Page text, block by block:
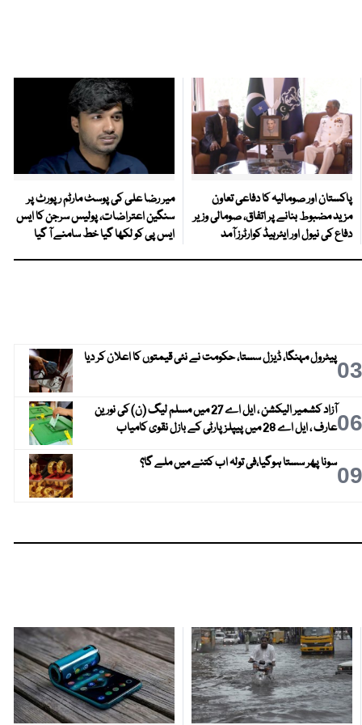
پاکستان اور صومالیہ کا دفاعی تعاون
مزید مضبوط بنانے پر اتفاق، صومالی وزیر
دفاع کی نیول اور ایئرہیڈ کوارٹرز آمد
میر رضا علی کی پوسٹ مارٹم رپورٹ پر
سنگین اعتراضات، پولیس سرجن کا ایس
ایس پی کو لکھا گیا خط سامنے آ گیا
03پیٹرول مہنگا، ڈیزل سستا، حکومت نے نئی قیمتوں کا اعلان کر دیا
06
آزاد کشمیر الیکشن ، ایل اے 27 میں مسلم لیگ (ن) کی نورین
عارف ، ایل اے 28 میں پیپلز پارٹی کے بازل نقوی کامیاب
09سونا پھر سستا ہوگیا،فی تولہ اب کتنے میں ملے گا؟